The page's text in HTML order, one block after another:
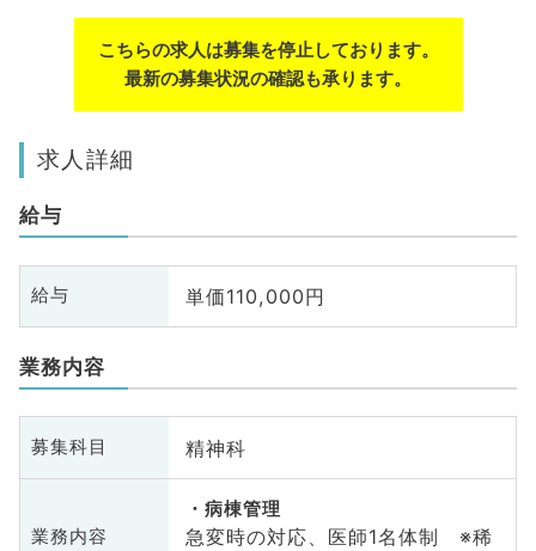
こちらの求人は募集を停止しております。
最新の募集状況の確認も承ります。
求人詳細
給与
給与 単価110,000円
業務内容
募集科目 精神科
業務内容
病棟管理
急変時の対応、医師1名体制 ※稀